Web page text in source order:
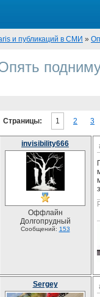
и публикаций в СМИ »
Страницы: 1 2 3
invisibility666
Оффлайн
Долгопрудный
Сообщений: 153
Sergey